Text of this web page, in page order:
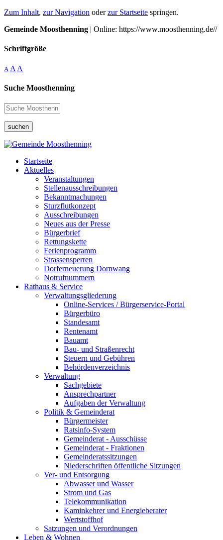
Zum Inhalt, zur Navigation oderzur Startseite springen.
Gemeinde Moosthenning | Online: https://www.moosthenning.de//
Schriftgröße
A A A
Suche Moosthenning
suchen
Startseite
Aktuelles
Veranstaltungen
Stellenausschreibungen
Bekanntmachungen
Sturzflutkonzept
Ausschreibungen
Neues aus der Presse
Bürgerbrief
Rettungskette
Ferienprogramm
Strassensperren
Dorferneuerung Dornwang
Notrufnummern
Rathaus & Service
Verwaltungsgliederung
Online-Services / Bürgerservice-Portal
Bürgerbüro
Standesamt
Rentenamt
Bauamt
Bau- und Straßenrecht
Steuern und Gebühren
Behördenverzeichnis
Verwaltung
Sachgebiete
Ansprechpartner
Aufgaben der Verwaltung
Politik & Gemeinderat
Bürgermeister
Ratsinfo-System
Gemeinderat - Ausschüsse
Gemeinderat - Fraktionen
Gemeinderatssitzungen
Niederschriften öffentliche Sitzungen
Ver- und Entsorgung
Abwasser und Wasser
Strom und Gas
Telekommunikation
Kaminkehrer und Energieberater
Wertstoffhof
Satzungen und Verordnungen
Leben & Wohnen